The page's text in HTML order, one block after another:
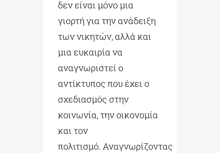
δεν είναι μόνο μια
γιορτή για την ανάδειξη
των νικητών, αλλά και
μια ευκαιρία να
αναγνωριστεί ο
αντίκτυπος που έχει ο
σχεδιασμός στην
κοινωνία, την οικονομία
και τον
πολιτισμό. Αναγνωρίζοντας